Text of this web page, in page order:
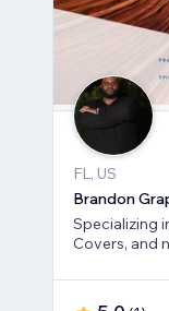
FL, US
Brandon
Specializing
Covers, and